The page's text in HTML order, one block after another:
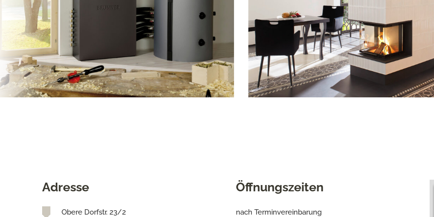
Adresse
Obere Dorfstr. 23/2
Öffnungszeiten
nach Terminvereinbarung